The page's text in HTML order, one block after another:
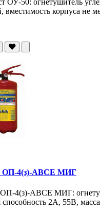
ОУ-50: огнетушитель
вместимость корпуса не
ОП-4(з)-АВСЕ МИГ
4(з)-АВСЕ МИГ:
2А, 55В,